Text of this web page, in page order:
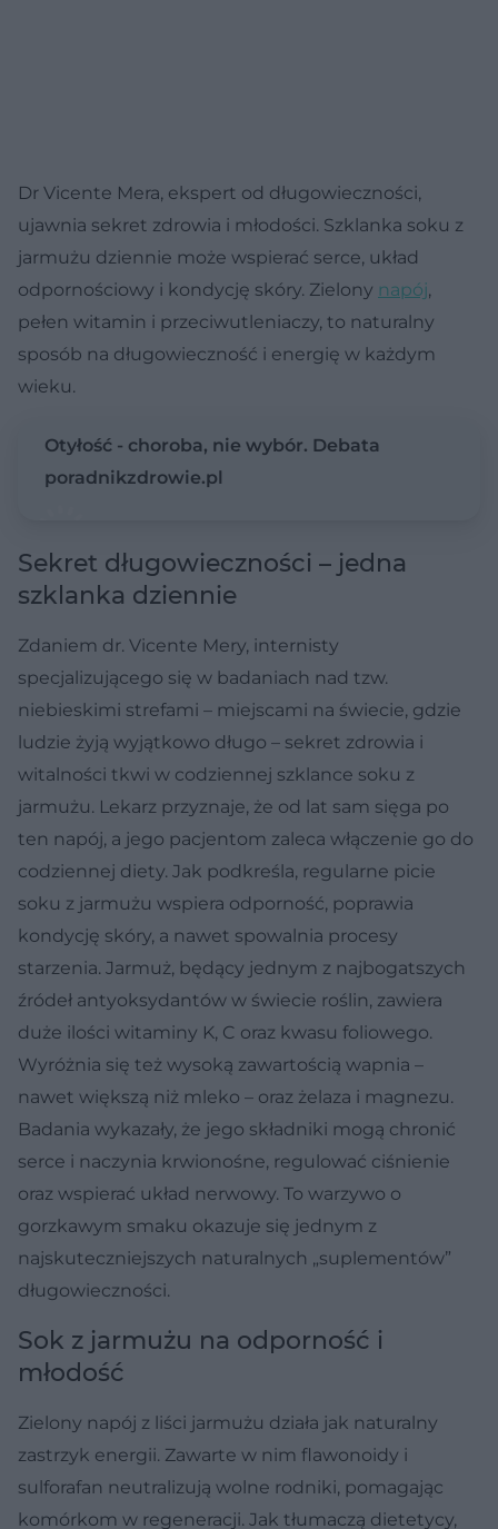
Dr Vicente Mera, ekspert od długowieczności,
ujawnia sekret zdrowia i młodości. Szklanka soku z
jarmużu dziennie może wspierać serce, układ
odpornościowy i kondycję skóry. Zielony napój,
pełen witamin i przeciwutleniaczy, to naturalny
sposób na długowieczność i energię w każdym
wieku.
Otyłość - choroba, nie wybór. Debata
poradnikzdrowie.pl
Sekret długowieczności – jedna
szklanka dziennie
Zdaniem dr. Vicente Mery, internisty
specjalizującego się w badaniach nad tzw.
niebieskimi strefami – miejscami na świecie, gdzie
ludzie żyją wyjątkowo długo – sekret zdrowia i
witalności tkwi w codziennej szklance soku z
jarmużu. Lekarz przyznaje, że od lat sam sięga po
ten napój, a jego pacjentom zaleca włączenie go do
codziennej diety. Jak podkreśla, regularne picie
soku z jarmużu wspiera odporność, poprawia
kondycję skóry, a nawet spowalnia procesy
starzenia. Jarmuż, będący jednym z najbogatszych
źródeł antyoksydantów w świecie roślin, zawiera
duże ilości witaminy K, C oraz kwasu foliowego.
Wyróżnia się też wysoką zawartością wapnia –
nawet większą niż mleko – oraz żelaza i magnezu.
Badania wykazały, że jego składniki mogą chronić
serce i naczynia krwionośne, regulować ciśnienie
oraz wspierać układ nerwowy. To warzywo o
gorzkawym smaku okazuje się jednym z
najskuteczniejszych naturalnych „suplementów”
długowieczności.
Sok z jarmużu na odporność i
młodość
Zielony napój z liści jarmużu działa jak naturalny
zastrzyk energii. Zawarte w nim flawonoidy i
sulforafan neutralizują wolne rodniki, pomagając
komórkom w regeneracji. Jak tłumaczą dietetycy,